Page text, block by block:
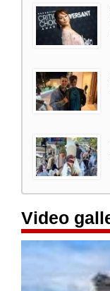
Video